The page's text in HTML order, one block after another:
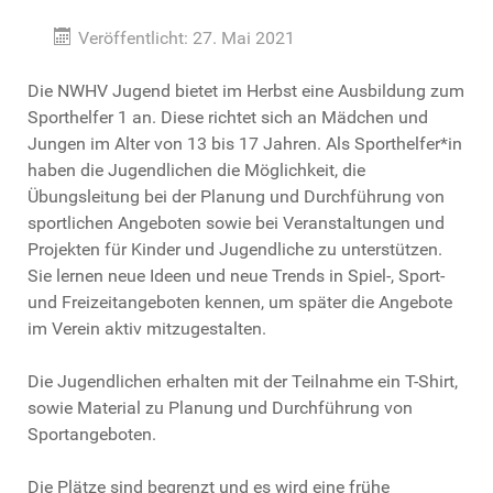
Veröffentlicht: 27. Mai 2021
Die NWHV Jugend bietet im Herbst eine Ausbildung zum
Sporthelfer 1 an. Diese richtet sich an Mädchen und
Jungen im Alter von 13 bis 17 Jahren. Als Sporthelfer*in
haben die Jugendlichen die Möglichkeit, die
Übungsleitung bei der Planung und Durchführung von
sportlichen Angeboten sowie bei Veranstaltungen und
Projekten für Kinder und Jugendliche zu unterstützen.
Sie lernen neue Ideen und neue Trends in Spiel-, Sport-
und Freizeitangeboten kennen, um später die Angebote
im Verein aktiv mitzugestalten.
Die Jugendlichen erhalten mit der Teilnahme ein T-Shirt,
sowie Material zu Planung und Durchführung von
Sportangeboten.
Die Plätze sind begrenzt und es wird eine frühe